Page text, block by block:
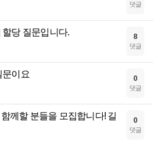
댓글
당 질문입니다. 8
댓글
문이요 0
댓글
께할 분들을 모집합니다! 길
0
댓글